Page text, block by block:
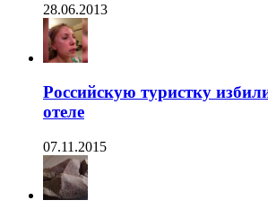
28.06.2013
Российскую туристку
отеле
07.11.2015